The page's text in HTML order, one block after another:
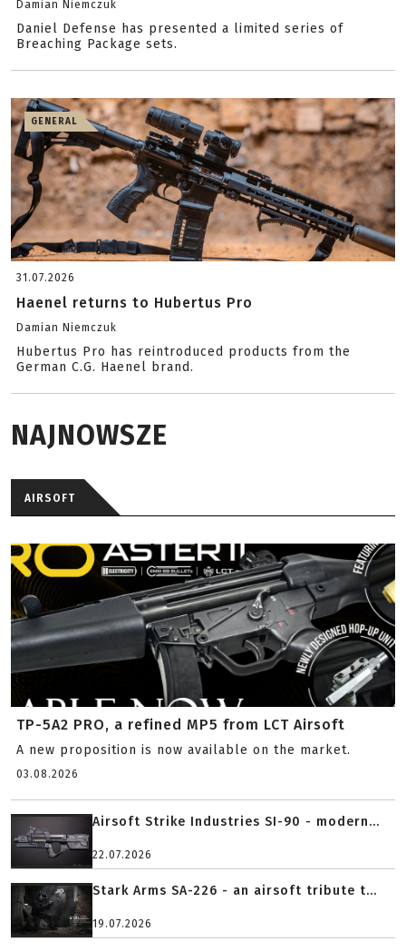
Damian Niemczuk
Daniel Defense has presented a limited series of
Breaching Package sets.
GENERAL
31.07.2026
Haenel returns to Hubertus Pro
Damian Niemczuk
Hubertus Pro has reintroduced products from the
German C.G. Haenel brand.
NAJNOWSZE
AIRSOFT
TP-5A2 PRO, a refined MP5 from LCT Airsoft
A new proposition is now available on the market.
03.08.2026
Airsoft Strike Industries SI-90 - modern...
22.07.2026
Stark Arms SA-226 - an airsoft tribute t...
19.07.2026